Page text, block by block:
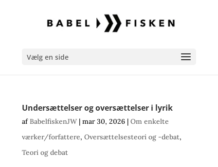
Vælg en side
Undersættelser og oversættelser i lyrik
afBabelfiskenJW| mar 30, 2026| Om enkelte
værker/forfattere, Oversættelsesteori og -debat,
Teori og debat